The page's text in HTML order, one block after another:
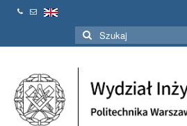
Szuklaj
w: